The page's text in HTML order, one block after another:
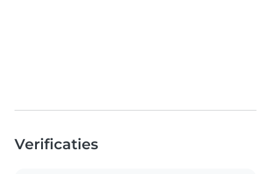
Verificaties